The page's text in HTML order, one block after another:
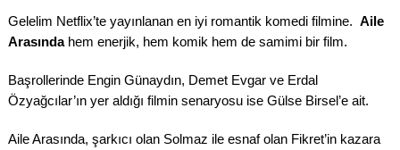
Gelelim Netflix’te yayınlanan en iyi romantik komedi filmine. Aile
Arasındahem enerjik, hem komik hem de samimi bir film.
Başrollerinde Engin Günaydın, Demet Evgar ve Erdal
Özyağcılar’ın yer aldığı filmin senaryosu ise Gülse Birsel’e ait.
Aile Arasında, şarkıcı olan Solmaz ile esnaf olan Fikret’in kazara